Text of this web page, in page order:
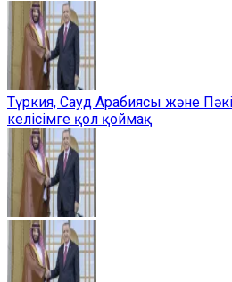
Түркия, Сауд Арабиясы және
келісімге қол қоймақ